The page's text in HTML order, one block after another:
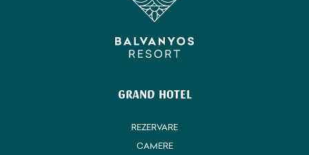
GRAND HOTEL
REZERVARE
CAMERE